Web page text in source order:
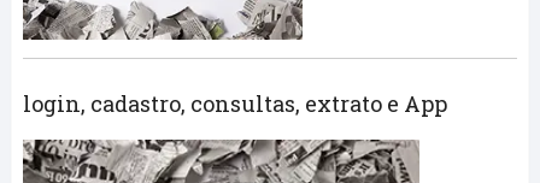
login, cadastro, consultas, extrato e App